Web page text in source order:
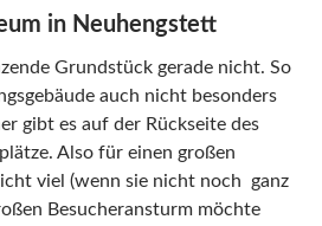
in Neuhengstett
Grundstück gerade nicht. So
auch nicht besonders
gibt es auf der Rückseite des
Also für einen großen
viel (wenn sie nicht noch ganz
Besucheransturm möchte